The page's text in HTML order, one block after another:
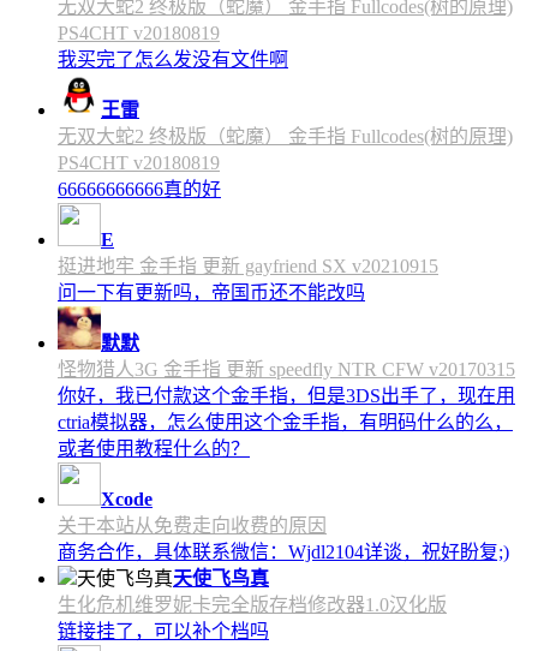
无双大蛇2 终极版（蛇魔） 金手指 Fullcodes(树的原理)
PS4CHT v20180819
我买完了怎么发没有文件啊
王雷
无双大蛇2 终极版（蛇魔） 金手指 Fullcodes(树的原理)
PS4CHT v20180819
66666666666真的好
E
挺进地牢 金手指 更新 gayfriend SX v20210915
问一下有更新吗，帝国币还不能改吗
默默
怪物猎人3G 金手指 更新 speedfly NTR CFW v20170315
你好，我已付款这个金手指，但是3DS出手了，现在用
ctria模拟器，怎么使用这个金手指，有明码什么的么，
或者使用教程什么的？
Xcode
关于本站从免费走向收费的原因
商务合作，具体联系微信：Wjdl2104详谈，祝好盼复;)
天使飞鸟真
生化危机维罗妮卡完全版存档修改器1.0汉化版
链接挂了，可以补个档吗